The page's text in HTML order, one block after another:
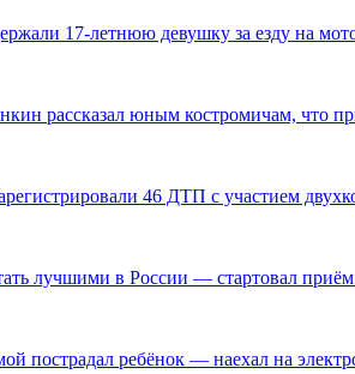
17-летнюю девушку за езду на
рассказал юным костромичам, что
46 ДТП с участием
лучшими в России — стартовал приём
пострадал ребёнок — наехал на